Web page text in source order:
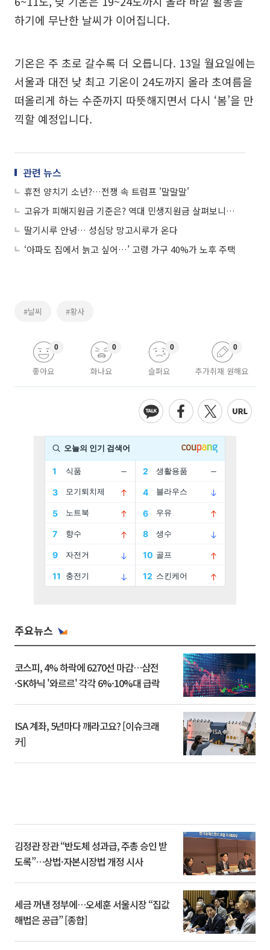
하기에 무난한 날씨가 이어집니다.
기온은 주 초로 갈수록 더 오릅니다. 13일 월요일에는
서울과 대전 낮 최고 기온이 24도까지 올라 초여름을
떠올리게 하는 수준까지 따뜻해지면서 다시 ‘봄’을 만
끽할 예정입니다.
관련 뉴스
휴전 양치기 소년?…전쟁 속 트럼프 '말말말'
고유가 피해지원금 기준은? 역대 민생지원금 살펴보니…
딸기시루 안녕… 성심당 망고시루가 온다
‘아파도 집에서 늙고 싶어…’ 고령 가구 40%가 노후 주택
#날씨 #황사
좋아요
0
화나요
0
슬퍼요
0
추가취재 원해요
0
주요뉴스
코스피, 4% 하락에 6270선 마감…삼전
·SK하닉 '와르르' 각각 6%·10%대 급락
ISA 계좌, 5년마다 깨라고요? [이슈크래
커]
김정관 장관 “반도체 성과급, 주총 승인 받
도록”…상법·자본시장법 개정 시사
세금 꺼낸 정부에…오세훈 서울시장 “집값
해법은 공급” [종합]